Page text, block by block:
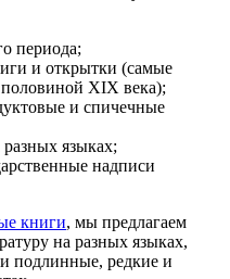
периода;
и открытки (самые
XIX века);
и спичечные
языках;
надписи
книги, мы предлагаем
на разных языках,
подлинные, редкие и